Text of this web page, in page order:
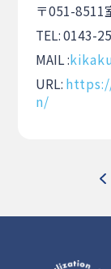
〒051-8511
TEL: 0143-
MAIL :
URL:
n/